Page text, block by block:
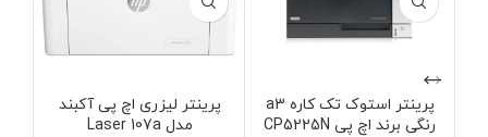
پرینتر استوک تک کاره a3
رنگی برند اچ پی CP5225N
پرینتر لیزری اچ پی آکبند
مدل Laser 107a